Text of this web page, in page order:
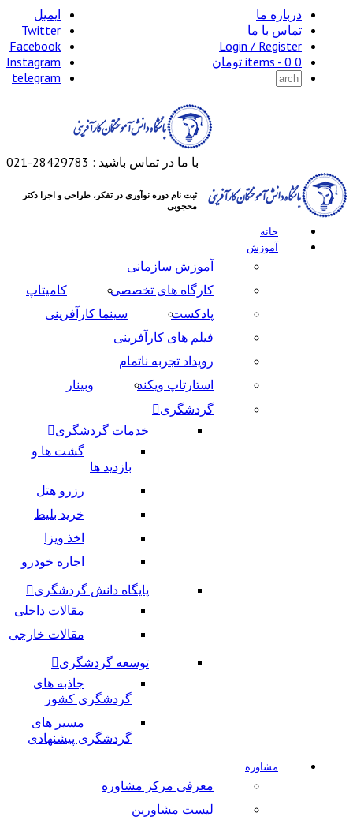
درباره ما
تماس با ما
Login / Register
0 items -
0 تومان
ایمیل
Twitter
Facebook
Instagram
telegram
با ما در تماس باشید : 28429783-021
خانه
آموزش
آموزش سازمانی
کارگاه های تخصصی
کامیتاپ
پادکست
سینما کارآفرینی
فیلم های کارآفرینی
رویداد تجربه ناتمام
استارتاپ ویکند
وبینار
گردشگری
خدمات گردشگری
گشت ها و
بازدید ها
رزرو هتل
خرید بلیط
اخذ ویزا
اجاره خودرو
پایگاه دانش گردشگری
مقالات داخلی
مقالات خارجی
توسعه گردشگری
جاذبه های
گردشگری کشور
مسیر های
گردشگری پیشنهادی
مشاوره
معرفی مرکز مشاوره
لیست مشاورین
ثبت نام دوره نوآوری در تفکر، طراحی و اجرا دکتر
محجوبی